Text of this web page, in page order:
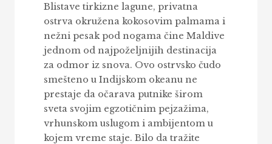
Blistave tirkizne lagune, privatna
ostrva okružena kokosovim palmama i
nežni pesak pod nogama čine Maldive
jednom od najpoželjnijih destinacija
za odmor iz snova. Ovo ostrvsko čudo
smešteno u Indijskom okeanu ne
prestaje da očarava putnike širom
sveta svojim egzotičnim pejzažima,
vrhunskom uslugom i ambijentom u
kojem vreme staje. Bilo da tražite